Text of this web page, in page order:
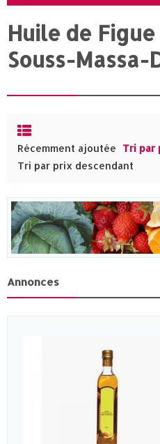
Huile de
Souss-Massa-
Récemment ajoutée
Tri par
Tri par prix descendant
Annonces